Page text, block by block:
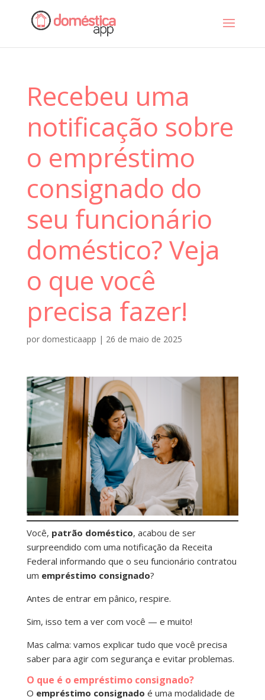
Recebeu uma
notificação sobre
o empréstimo
consignado do
seu funcionário
doméstico? Veja
o que você
precisa fazer!
por domesticaapp | 26 de maio de 2025
Você, patrão doméstico, acabou de ser
surpreendido com uma notificação da Receita
Federal informando que o seu funcionário contratou
um empréstimo consignado?
Antes de entrar em pânico, respire.
Sim, isso tem a ver com você — e muito!
Mas calma: vamos explicar tudo que você precisa
saber para agir com segurança e evitar problemas.
O que é o empréstimo consignado?
O empréstimo consignado é uma modalidade de